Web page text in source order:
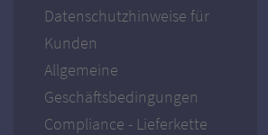
Datenschutzhinweise für
Kunden
Allgemeine
Geschäftsbedingungen
Compliance - Lieferkette